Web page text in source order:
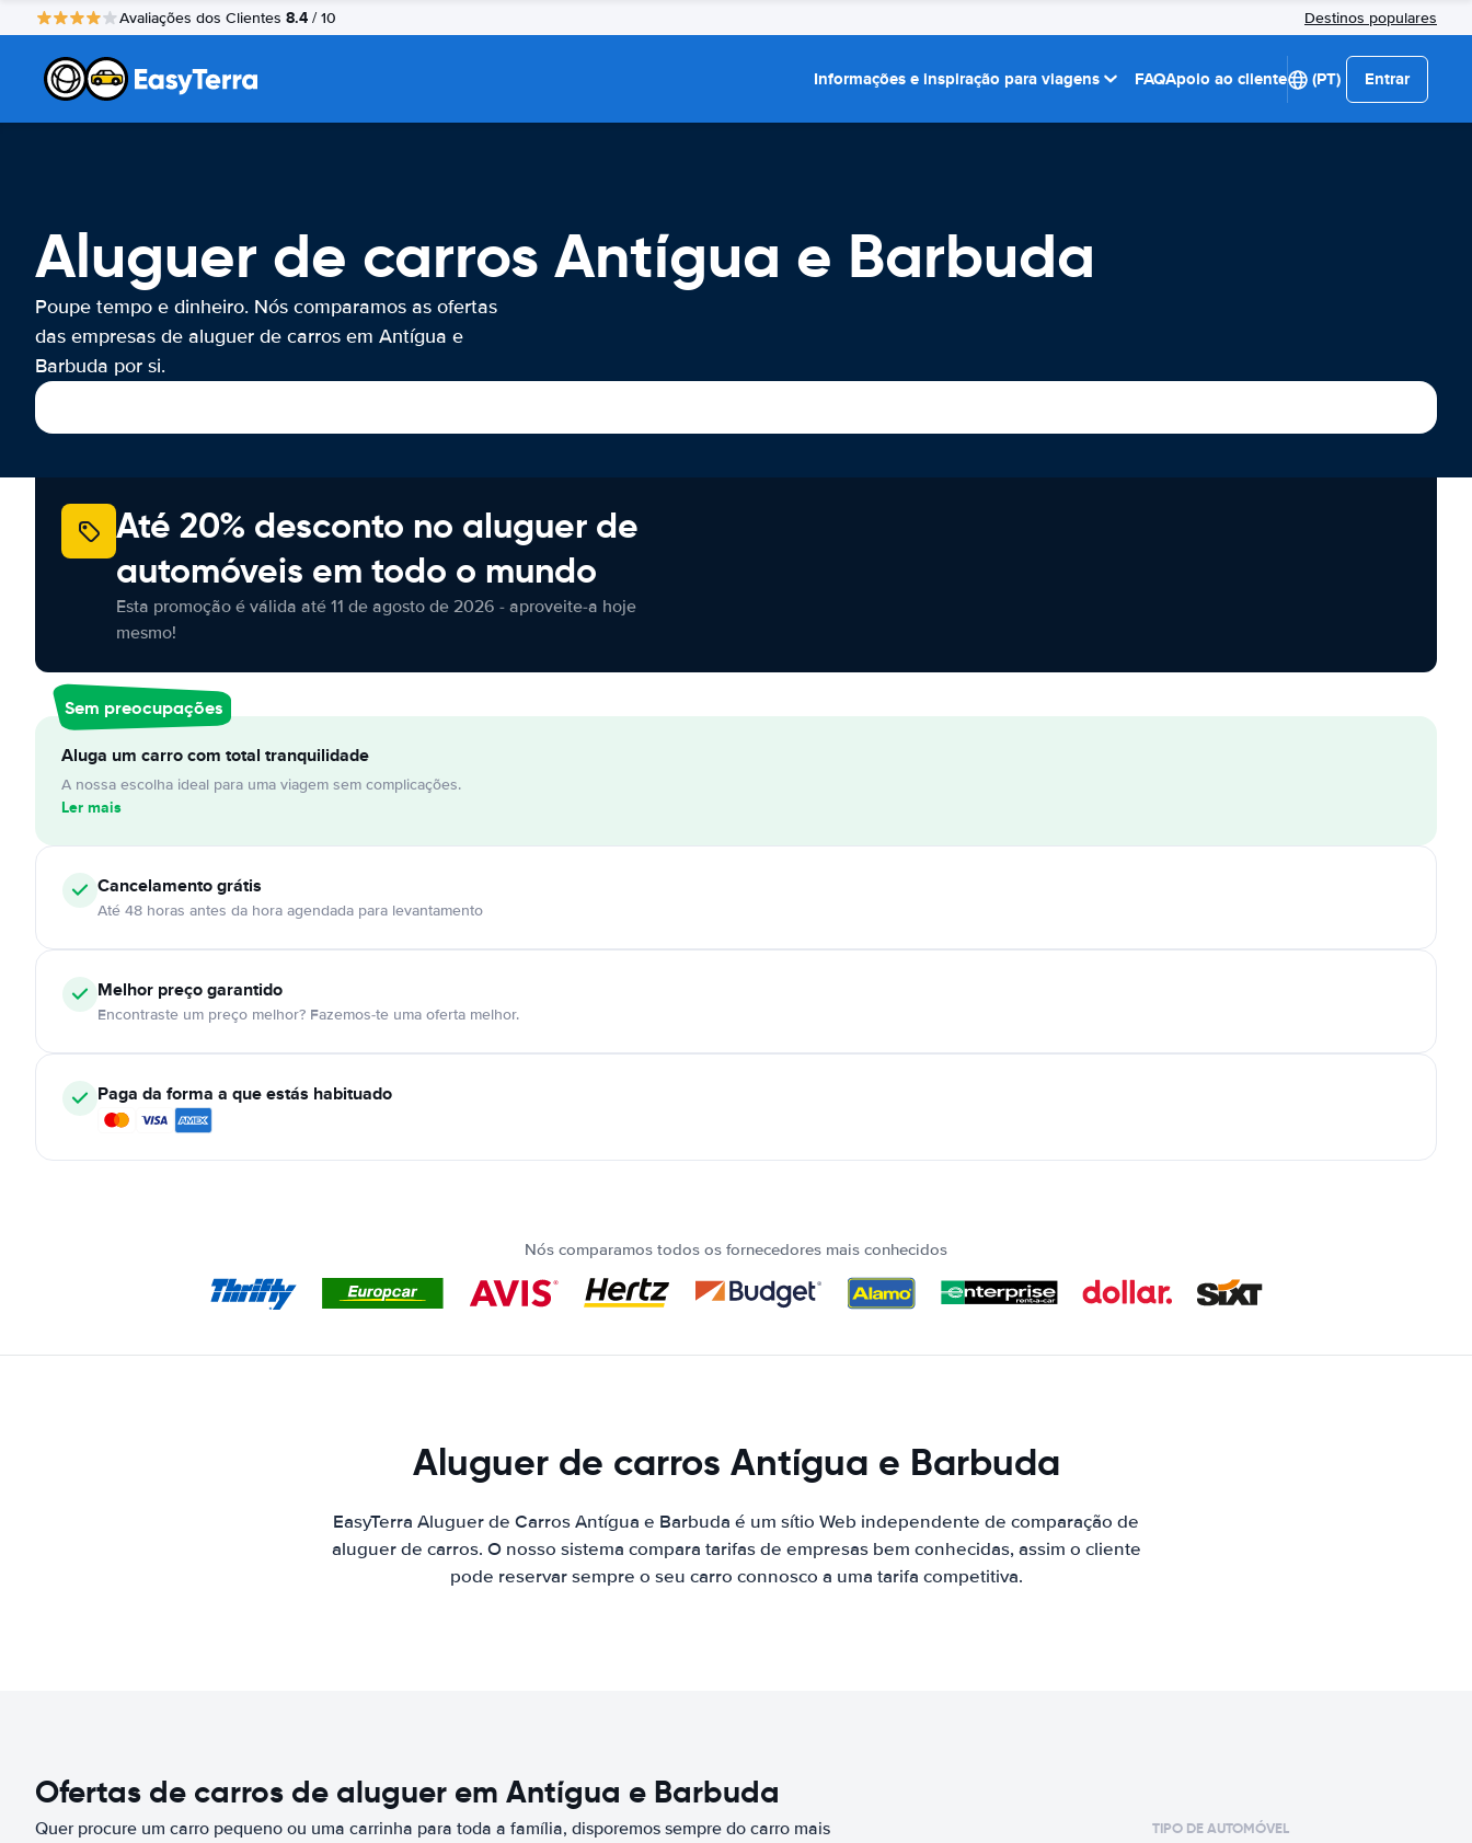
Avaliações dos Clientes 8.4 / 10 Destinos populares
Informações e inspiração para viagens FAQApoio ao cliente (PT) Entrar
Aluguer de carros Antígua e Barbuda
Poupe tempo e dinheiro. Nós comparamos as ofertas
das empresas de aluguer de carros em Antígua e
Barbuda por si.
Até 20% desconto no aluguer de
automóveis em todo o mundo
Esta promoção é válida até 11 de agosto de 2026 - aproveite-a hoje
mesmo!
Sem preocupações
Aluga um carro com total tranquilidade
A nossa escolha ideal para uma viagem sem complicações.
Ler mais
Cancelamentográtis
Até 48 horas antes da hora agendada para levantamento
Melhor preço garantido
Encontraste um preço melhor? Fazemos-te uma oferta melhor.
Paga da forma a que estás habituado
Nós comparamos todos os fornecedores mais conhecidos
Aluguer de carros Antígua e Barbuda
EasyTerra Aluguer de Carros Antígua e Barbuda é um sítio Web independente de comparação de
aluguer de carros. O nosso sistema compara tarifas de empresas bem conhecidas, assim o cliente
pode reservar sempre o seu carro connosco a uma tarifa competitiva.
Ofertas de carros de aluguer em Antígua e Barbuda
Quer procure um carro pequeno ou uma carrinha para toda a família, disporemos sempre do carro mais
TIPO DE AUTOMÓVEL